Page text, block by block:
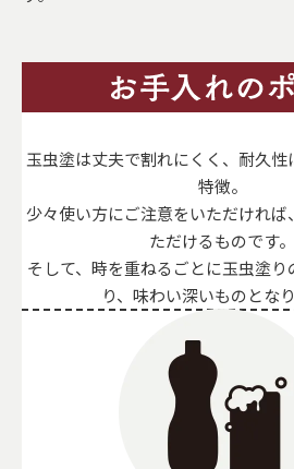
玉虫塗は丈夫で割れにくく、耐久
特徴。
少々使い方にご注意をいただければ
ただけるものです。
そして、時を重ねるごとに玉虫塗り
り、味わい深いものとなり